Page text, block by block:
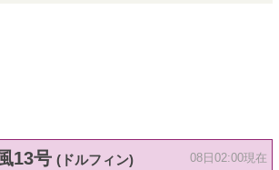
13号 (ドルフィン) 08日02:00現在